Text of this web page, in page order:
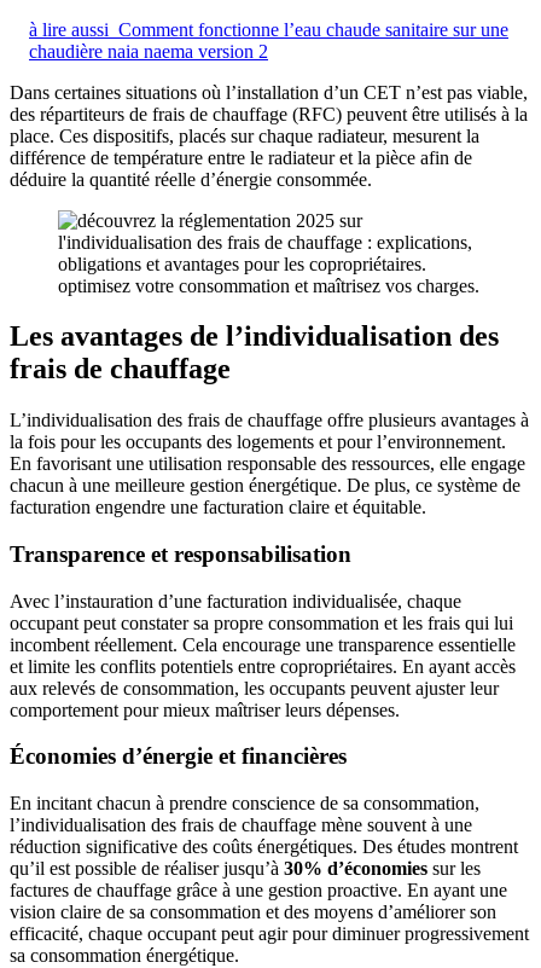
à lire aussi Comment fonctionne l’eau chaude sanitaire sur une
chaudière naia naema version 2
Dans certaines situations où l’installation d’un CET n’est pas viable,
des répartiteurs de frais de chauffage (RFC) peuvent être utilisés à la
place. Ces dispositifs, placés sur chaque radiateur, mesurent la
différence de température entre le radiateur et la pièce afin de
déduire la quantité réelle d’énergie consommée.
Les avantages de l’individualisation des
frais de chauffage
L’individualisation des frais de chauffage offre plusieurs avantages à
la fois pour les occupants des logements et pour l’environnement.
En favorisant une utilisation responsable des ressources, elle engage
chacun à une meilleure gestion énergétique. De plus, ce système de
facturation engendre une facturation claire et équitable.
Transparence et responsabilisation
Avec l’instauration d’une facturation individualisée, chaque
occupant peut constater sa propre consommation et les frais qui lui
incombent réellement. Cela encourage une transparence essentielle
et limite les conflits potentiels entre copropriétaires. En ayant accès
aux relevés de consommation, les occupants peuvent ajuster leur
comportement pour mieux maîtriser leurs dépenses.
Économies d’énergie et financières
En incitant chacun à prendre conscience de sa consommation,
l’individualisation des frais de chauffage mène souvent à une
réduction significative des coûts énergétiques. Des études montrent
qu’il est possible de réaliser jusqu’à 30% d’économies sur les
factures de chauffage grâce à une gestion proactive. En ayant une
vision claire de sa consommation et des moyens d’améliorer son
efficacité, chaque occupant peut agir pour diminuer progressivement
sa consommation énergétique.